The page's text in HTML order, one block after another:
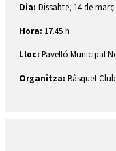
Dia: Dissabte, 14 de març
Hora: 17.45 h
Lloc: Pavelló Municipal
Organitza: Bàsquet